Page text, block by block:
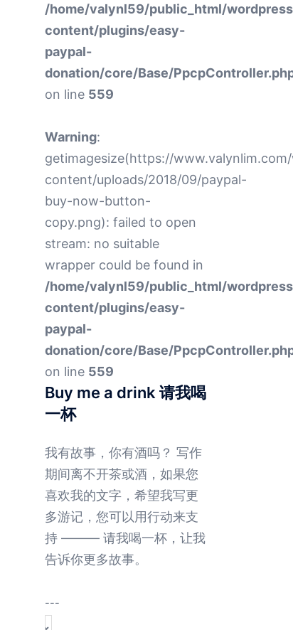
/home/valynl59/public_html/
content/plugins/easy-
paypal-
donation/core/Base/
on line 559
Warning:
getimagesize(https://
content/uploads/2018/09/paypal-
buy-now-button-
copy.png): failed to open
stream: no suitable
wrapper could be found in
/home/valynl59/public_html/
content/plugins/easy-
paypal-
donation/core/Base/
on line 559
Buy me a drink 请我喝
一杯
我有故事，你有酒吗？ 写作
期间离不开茶或酒，如果您
喜欢我的文字，希望我写更
多游记，您可以用行动来支
持 ——— 请我喝一杯，让我
告诉你更多故事。
---